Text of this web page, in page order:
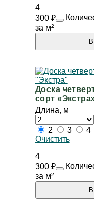
4
300 ₽
за м²
Доска
сорт
Длина, м
2 3 4
Очистить
4
300 ₽
за м²